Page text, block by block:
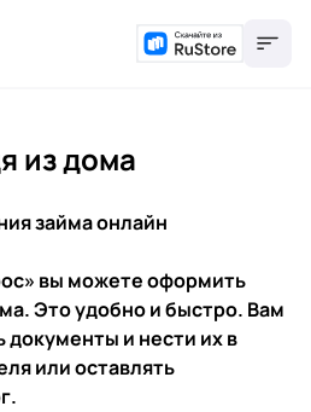
из дома
займа онлайн
вы можете оформить
Это удобно и быстро. Вам
документы и нести их в
или оставлять